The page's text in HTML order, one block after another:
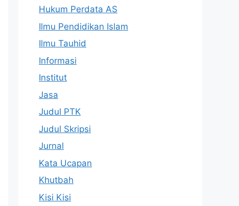
Hukum Perdata AS
Ilmu Pendidikan Islam
Ilmu Tauhid
Informasi
Institut
Jasa
Judul PTK
Judul Skripsi
Jurnal
Kata Ucapan
Khutbah
Kisi Kisi